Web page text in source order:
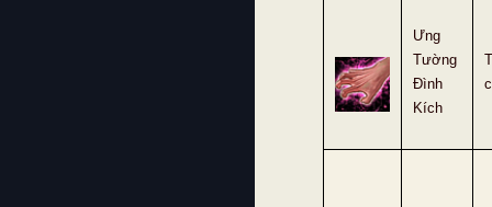
Ưng
Tường
Đình
Kích